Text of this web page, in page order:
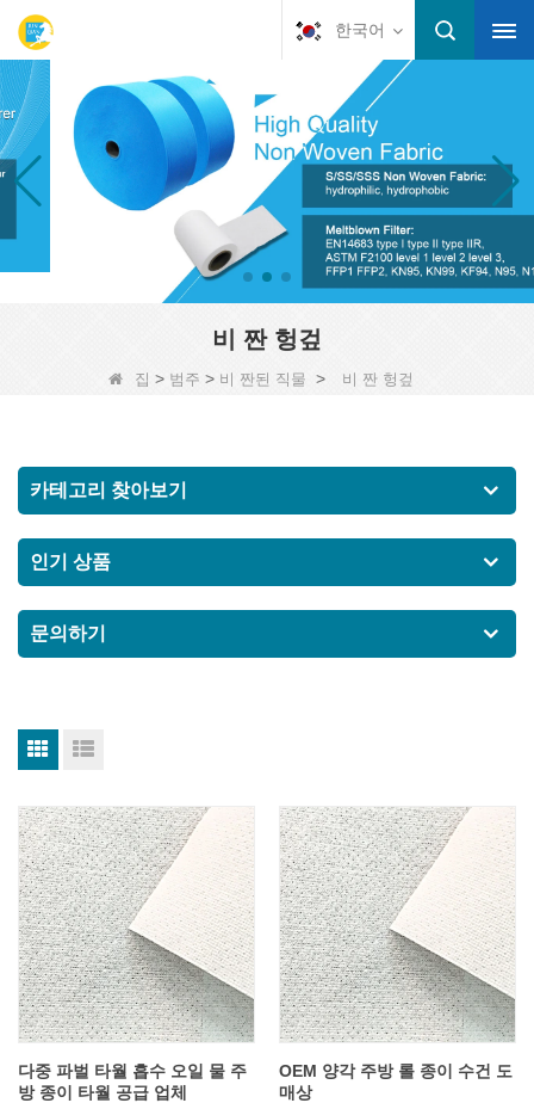
한국어
비 짠 헝겊
집 > 범주 > 비 짠된 직물 > 비 짠 헝겊
카테고리 찾아보기
인기 상품
문의하기
다중 파벌 타월 흡수 오일 물 주
방 종이 타월 공급 업체
OEM 양각 주방 롤 종이 수건 도
매상